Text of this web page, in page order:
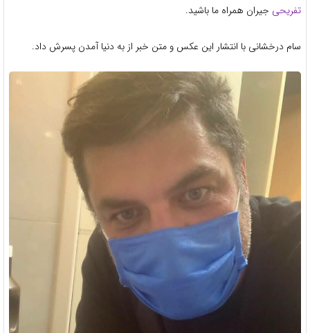
تفریحی جیران همراه ما باشید.
سام درخشانی با انتشار این عکس و متن خبر از به دنیا آمدن پسرش داد.